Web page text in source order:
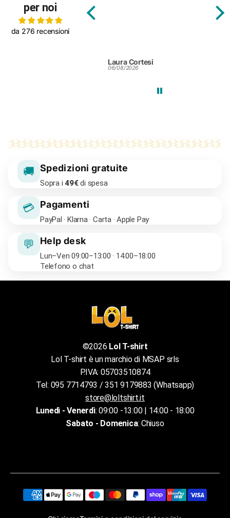
per noi
da 276 recensioni
Silvia Colendi
25/07/2026
🚚 Spedizioni gratuite
Sopra i49€di spesa
💳 Pagamenti
PayPal · Klarna · Carta · Apple Pay
💬 Help desk
Lun–Ven 09:00–13:00 · 14:00–18:00
Telefono o chat
©2026 Lol T-shirt
Lol T-shirt è un marchio di MSAP srls
P.IVA: 05703510874
Tel: 095 7714793 / 351 9179883 (Whatsapp)
store@loltshirt.it
Lunedì - Venerdì: 09:00 -13:00 | 14:00 - 18:00
Sabato - Domenica: Chiuso